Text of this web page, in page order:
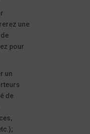
une
pour
un
de